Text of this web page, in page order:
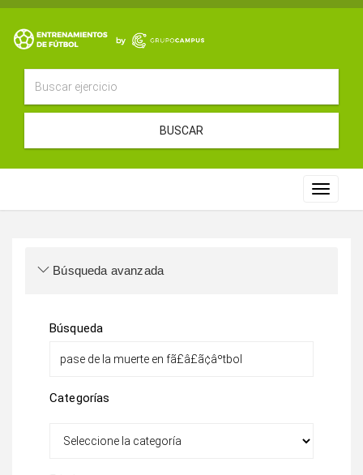
BUSCAR
Toggle
Búsqueda avanzada
Búsqueda
Categorías